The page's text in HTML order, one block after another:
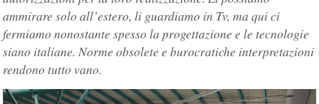
ammirare solo all’estero, li guardiamo in Tv, ma qui ci
fermiamo nonostante spesso la progettazione e le tecnologie
siano italiane. Norme obsolete e burocratiche interpretazioni
rendono tutto vano.